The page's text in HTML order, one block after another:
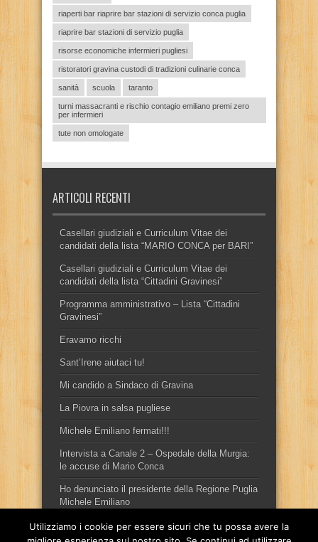
riaperti bar riaprire bar stazioni di servizio conca puglia
riaprire bar stazioni di servizio puglia
risorse economiche infermieri pugliesi
ristoratori gravina custodi di tradizioni culinarie conca
sanità scuola taranto
turni massacranti e rischio contagio emiliano premi zero
per infermieri
tute non omologate
ARTICOLI RECENTI
Casellari giudiziali e Curriculum Vitae dei
candidati della lista “MARIO CONCA per BARI”
Casellari giudiziali e Curriculum Vitae dei
candidati della lista “Cittadini Gravinesi”
Programma amministrativo – Lista “Cittadini
Gravinesi”
Eravamo ricchi
Sant’Irene aiutaci tu!
Mi candido a Sindaco di Gravina
La Piovra in salsa pugliese
Michele Emiliano fermati!!!
Intervista a Canale 2 – Ospedale della Murgia:
le accuse di Mario Conca
Ho denunciato il presidente della Regione Puglia
Michele Emiliano
Utilizziamo i cookie per essere sicuri che tu possa avere la